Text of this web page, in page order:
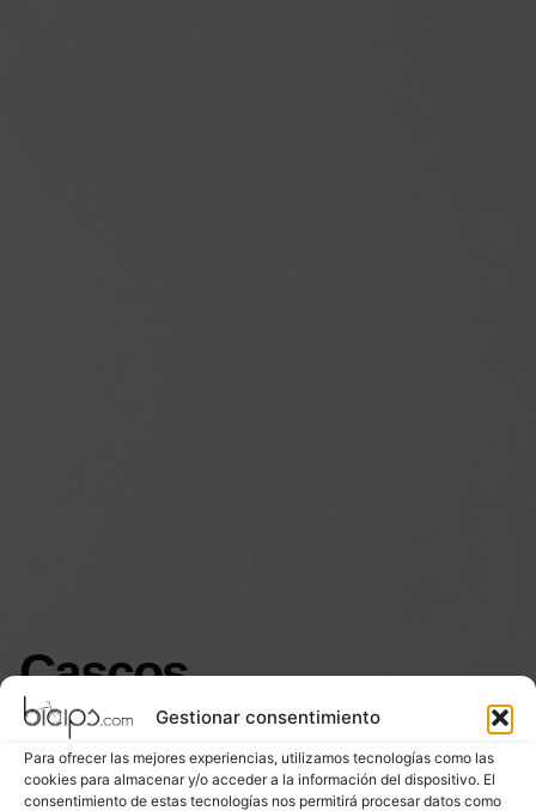
Gestionar consentimiento
Para ofrecer las mejores experiencias, utilizamos tecnologías como las
cookies para almacenar y/o acceder a la información del dispositivo. El
consentimiento de estas tecnologías nos permitirá procesar datos como
Cascos
Inicio Nuestra tienda Categoría: Cascos